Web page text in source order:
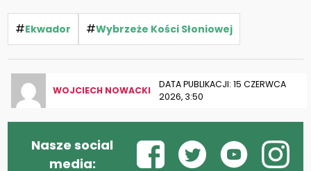
#Ekwador #Wybrzeże Kości Słoniowej
WOJCIECH NOWACKI
DATA PUBLIKACJI: 15 CZERWCA
2026, 3:50
Nasze social
media: